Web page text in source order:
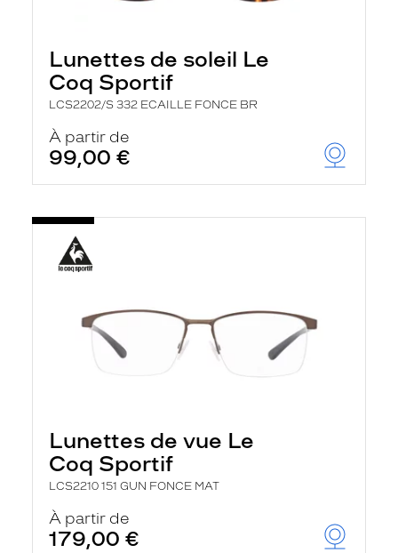
Lunettes de soleil Le
Coq Sportif
LCS2202/S 332 ECAILLE FONCE BR
À partir de
99,00 €
Lunettes de vue Le
Coq Sportif
LCS2210 151 GUN FONCE MAT
À partir de
179,00 €